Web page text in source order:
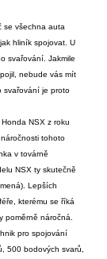
se všechna auta
hliník spojovat. U
svařování. Jakmile
nebude vás mít
svařování je proto
NSX z roku
tohoto
v továrně
NSX ty skutečně
Lepších
kterému se říká
poměrně náročná.
pro spojování
500 bodových svarů,